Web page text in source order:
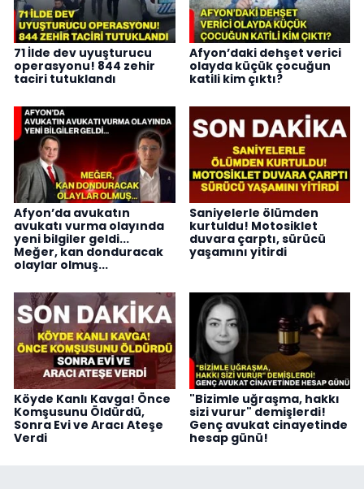
71 İlde dev uyuşturucu
operasyonu! 844 zehir
taciri tutuklandı
Afyon’daki dehşet verici
olayda küçük çocuğun
katili kim çıktı?
Afyon’da avukatın
avukatı vurma olayında
yeni bilgiler geldi...
Meğer, kan donduracak
olaylar olmuş...
Saniyelerle ölümden
kurtuldu! Motosiklet
duvara çarptı, sürücü
yaşamını yitirdi
Köyde Kanlı Kavga! Önce
Komşusunu Öldürdü,
Sonra Evi ve Aracı Ateşe
Verdi
"Bizimle uğraşma, hakkı
sizi vurur" demişlerdi!
Genç avukat cinayetinde
hesap günü!